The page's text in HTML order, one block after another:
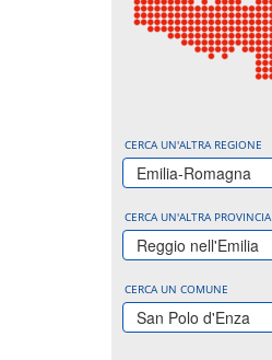
CERCA UN'ALTRA REGIONE
Emilia-Romagna
CERCA UN'ALTRA PROVINCIA
Reggio nell'Emilia
CERCA UN COMUNE
San Polo d'Enza